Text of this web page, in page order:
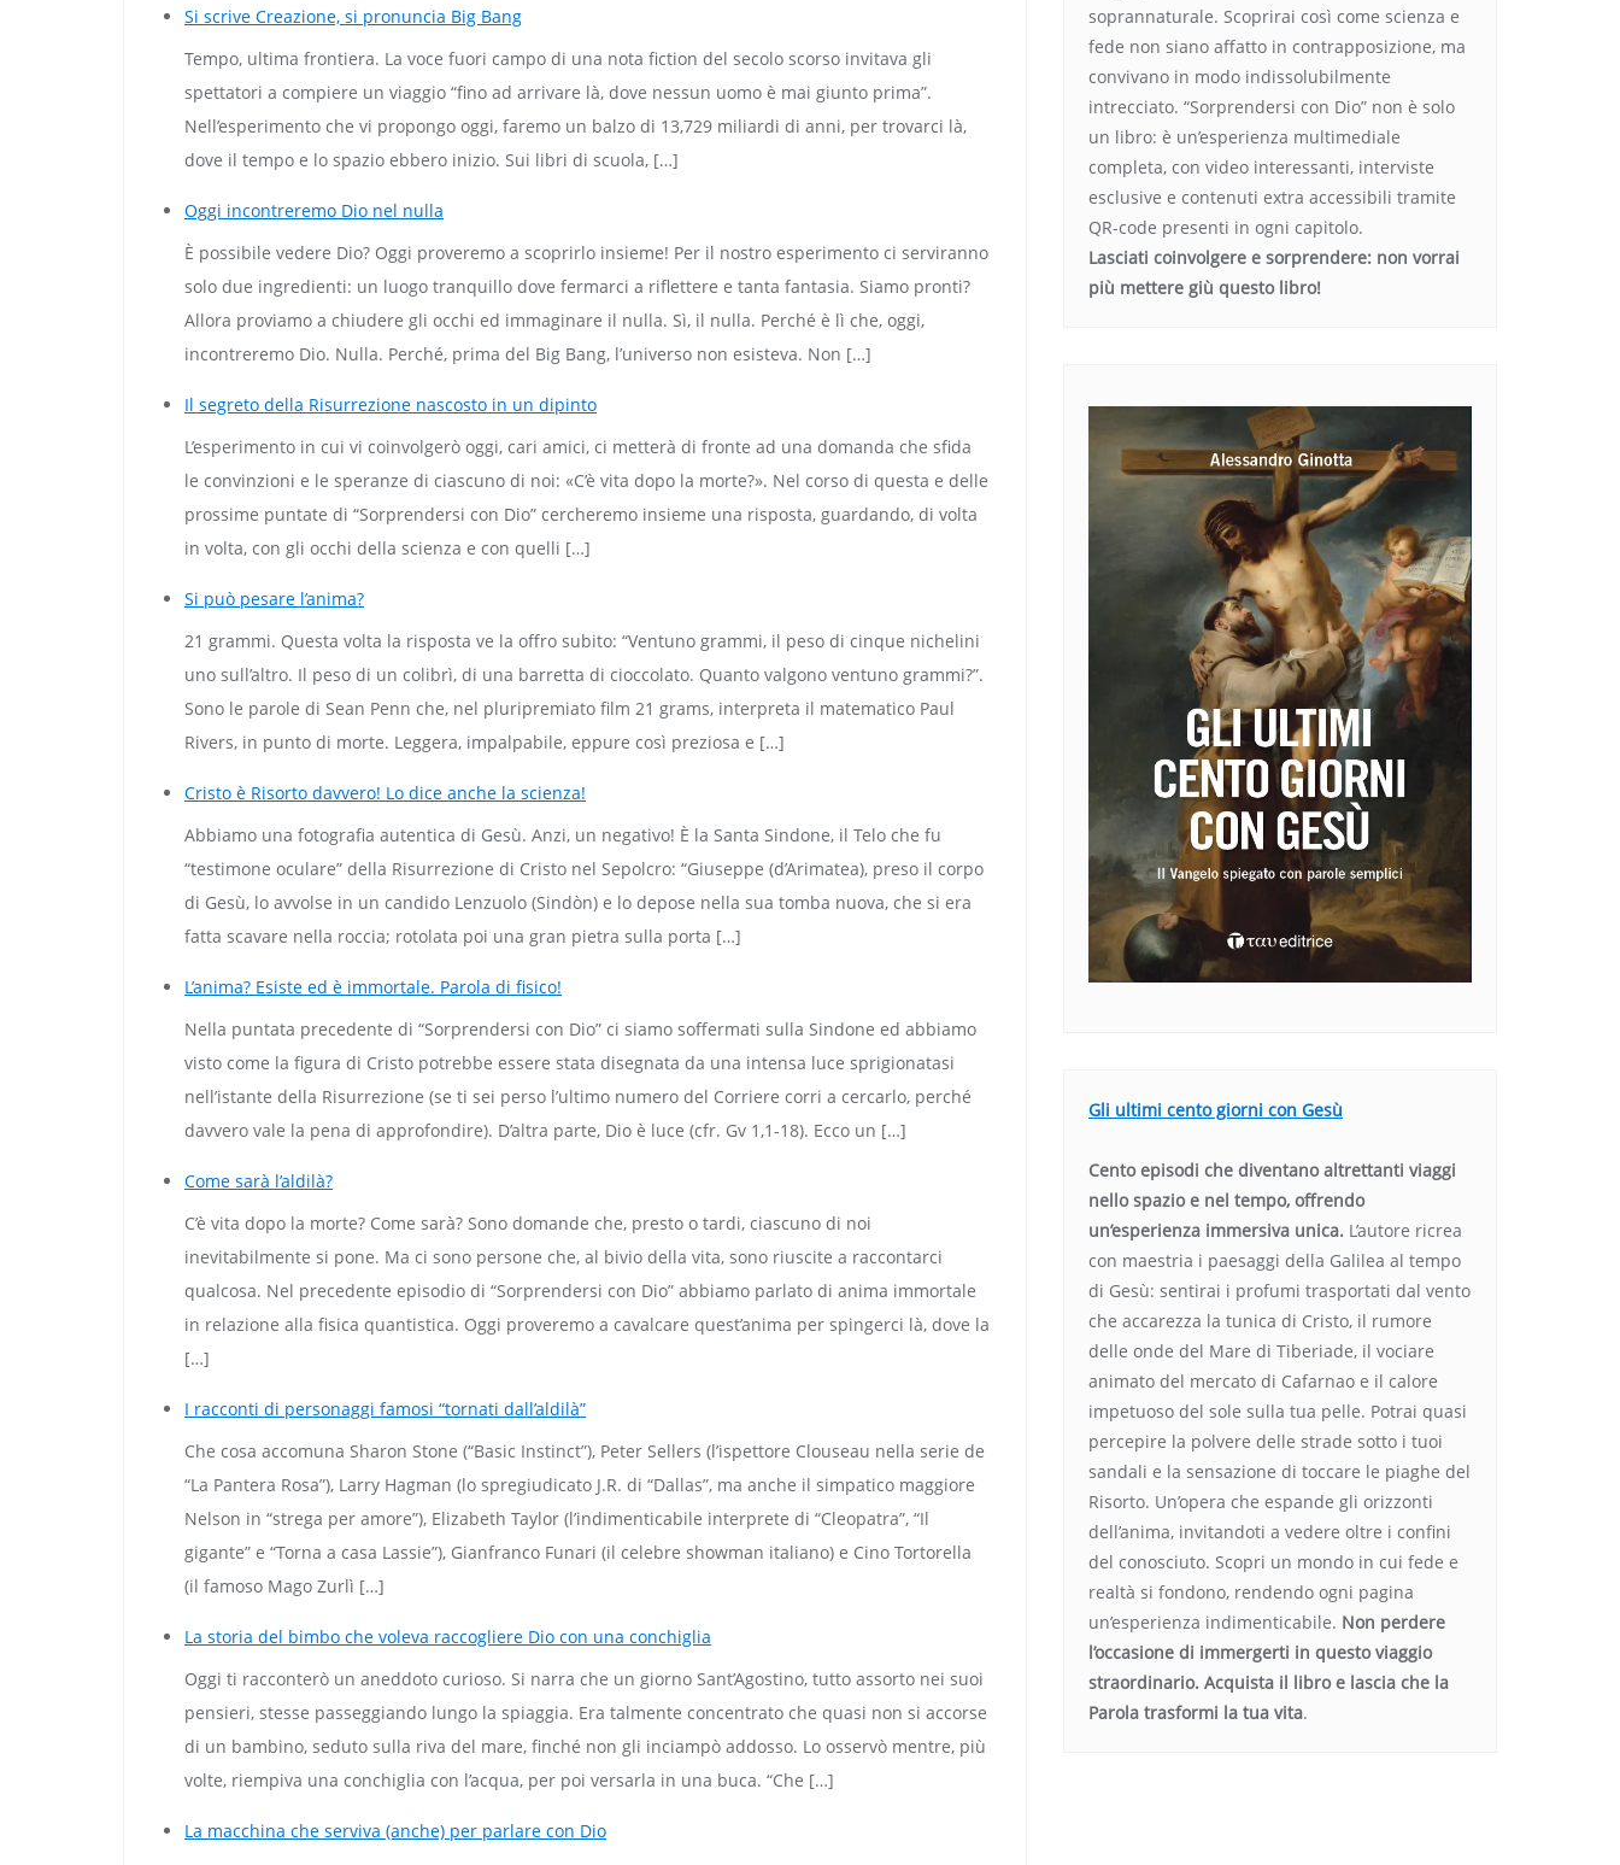
Si scrive Creazione, si pronuncia Big Bang
Tempo, ultima frontiera. La voce fuori campo di una nota fiction del secolo scorso invitava gli
spettatori a compiere un viaggio “fino ad arrivare là, dove nessun uomo è mai giunto prima”.
Nell’esperimento che vi propongo oggi, faremo un balzo di 13,729 miliardi di anni, per trovarci là,
dove il tempo e lo spazio ebbero inizio. Sui libri di scuola, […]
Oggi incontreremo Dio nel nulla
È possibile vedere Dio? Oggi proveremo a scoprirlo insieme! Per il nostro esperimento ci serviranno
solo due ingredienti: un luogo tranquillo dove fermarci a riflettere e tanta fantasia. Siamo pronti?
Allora proviamo a chiudere gli occhi ed immaginare il nulla. Sì, il nulla. Perché è lì che, oggi,
incontreremo Dio. Nulla. Perché, prima del Big Bang, l’universo non esisteva. Non […]
Il segreto della Risurrezione nascosto in un dipinto
L’esperimento in cui vi coinvolgerò oggi, cari amici, ci metterà di fronte ad una domanda che sfida
le convinzioni e le speranze di ciascuno di noi: «C’è vita dopo la morte?». Nel corso di questa e delle
prossime puntate di “Sorprendersi con Dio” cercheremo insieme una risposta, guardando, di volta
in volta, con gli occhi della scienza e con quelli […]
Si può pesare l’anima?
21 grammi. Questa volta la risposta ve la offro subito: “Ventuno grammi, il peso di cinque nichelini
uno sull’altro. Il peso di un colibrì, di una barretta di cioccolato. Quanto valgono ventuno grammi?”.
Sono le parole di Sean Penn che, nel pluripremiato film 21 grams, interpreta il matematico Paul
Rivers, in punto di morte. Leggera, impalpabile, eppure così preziosa e […]
Cristo è Risorto davvero! Lo dice anche la scienza!
Abbiamo una fotografia autentica di Gesù. Anzi, un negativo! È la Santa Sindone, il Telo che fu
“testimone oculare” della Risurrezione di Cristo nel Sepolcro: “Giuseppe (d’Arimatea), preso il corpo
di Gesù, lo avvolse in un candido Lenzuolo (Sindòn) e lo depose nella sua tomba nuova, che si era
fatta scavare nella roccia; rotolata poi una gran pietra sulla porta […]
L’anima? Esiste ed è immortale. Parola di fisico!
Nella puntata precedente di “Sorprendersi con Dio” ci siamo soffermati sulla Sindone ed abbiamo
visto come la figura di Cristo potrebbe essere stata disegnata da una intensa luce sprigionatasi
nell’istante della Risurrezione (se ti sei perso l’ultimo numero del Corriere corri a cercarlo, perché
davvero vale la pena di approfondire). D’altra parte, Dio è luce (cfr. Gv 1,1-18). Ecco un […]
Come sarà l’aldilà?
C’è vita dopo la morte? Come sarà? Sono domande che, presto o tardi, ciascuno di noi
inevitabilmente si pone. Ma ci sono persone che, al bivio della vita, sono riuscite a raccontarci
qualcosa. Nel precedente episodio di “Sorprendersi con Dio” abbiamo parlato di anima immortale
in relazione alla fisica quantistica. Oggi proveremo a cavalcare quest’anima per spingerci là, dove la
[…]
I racconti di personaggi famosi “tornati dall’aldilà”
Che cosa accomuna Sharon Stone (“Basic Instinct”), Peter Sellers (l’ispettore Clouseau nella serie de
“La Pantera Rosa”), Larry Hagman (lo spregiudicato J.R. di “Dallas”, ma anche il simpatico maggiore
Nelson in “strega per amore”), Elizabeth Taylor (l’indimenticabile interprete di “Cleopatra”, “Il
gigante” e “Torna a casa Lassie”), Gianfranco Funari (il celebre showman italiano) e Cino Tortorella
(il famoso Mago Zurlì […]
La storia del bimbo che voleva raccogliere Dio con una conchiglia
Oggi ti racconterò un aneddoto curioso. Si narra che un giorno Sant’Agostino, tutto assorto nei suoi
pensieri, stesse passeggiando lungo la spiaggia. Era talmente concentrato che quasi non si accorse
di un bambino, seduto sulla riva del mare, finché non gli inciampò addosso. Lo osservò mentre, più
volte, riempiva una conchiglia con l’acqua, per poi versarla in una buca. “Che […]
La macchina che serviva (anche) per parlare con Dio
soprannaturale. Scoprirai così come scienza e
fede non siano affatto in contrapposizione, ma
convivano in modo indissolubilmente
intrecciato. “Sorprendersi con Dio” non è solo
un libro: è un’esperienza multimediale
completa, con video interessanti, interviste
esclusive e contenuti extra accessibili tramite
QR-code presenti in ogni capitolo.
Lasciati coinvolgere e sorprendere: non vorrai
più mettere giù questo libro!
Gli ultimi cento giorni con Gesù
Cento episodi che diventano altrettanti viaggi
nello spazio e nel tempo, offrendo
un’esperienza immersiva unica. L’autore ricrea
con maestria i paesaggi della Galilea al tempo
di Gesù: sentirai i profumi trasportati dal vento
che accarezza la tunica di Cristo, il rumore
delle onde del Mare di Tiberiade, il vociare
animato del mercato di Cafarnao e il calore
impetuoso del sole sulla tua pelle. Potrai quasi
percepire la polvere delle strade sotto i tuoi
sandali e la sensazione di toccare le piaghe del
Risorto. Un’opera che espande gli orizzonti
dell’anima, invitandoti a vedere oltre i confini
del conosciuto. Scopri un mondo in cui fede e
realtà si fondono, rendendo ogni pagina
un’esperienza indimenticabile. Non perdere
l’occasione di immergerti in questo viaggio
straordinario. Acquista il libro e lascia che la
Parola trasformi la tua vita.